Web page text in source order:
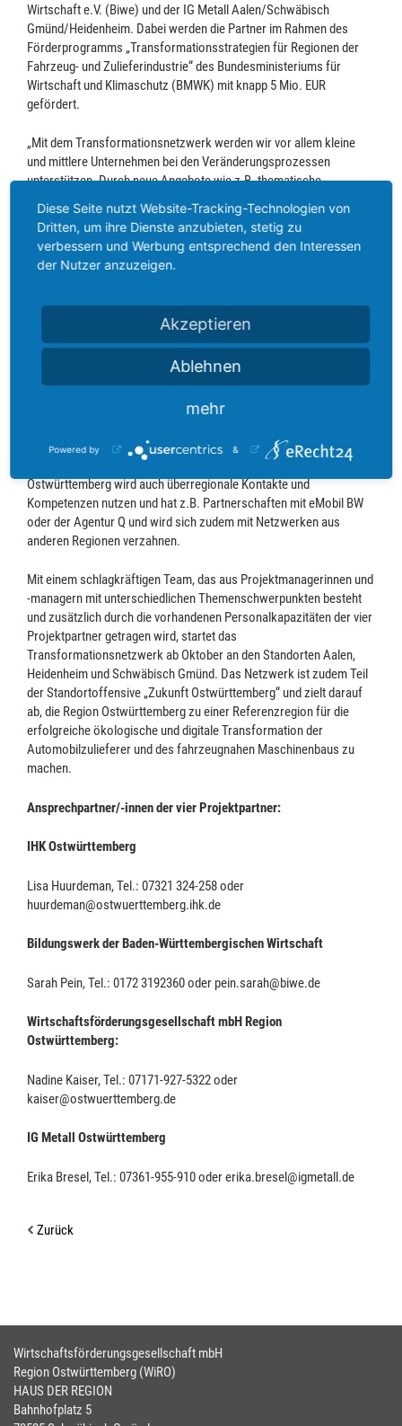
Wirtschaft e.V. (Biwe) und der IG Metall Aalen/Schwäbisch
Gmünd/Heidenheim. Dabei werden die Partner im Rahmen des
Förderprogramms „Transformationsstrategien für Regionen der
Fahrzeug- und Zulieferindustrie“ des Bundesministeriums für
Wirtschaft und Klimaschutz (BMWK) mit knapp 5 Mio. EUR
gefördert.
„Mit dem Transformationsnetzwerk werden wir vor allem kleine
und mittlere Unternehmen bei den Veränderungsprozessen
unterstützen. Durch neue Angebote wie z.B. thematische
Transformationswerkstätten, einem Fokus auf dem Wissens- und
Technologietransfer und der Qualifizierung der Beschäftigten
werden Unternehmen und Beschäftigte durch den
Transformationsprozess begleitet“, so die Netzwerkpartner.
Arbeitnehmervertreter*innen, Agentur für Arbeit und Job-Center,
Forschungseinrichtungen, Hochschulen, Kommunen, Landkreisen,
Verbänden, Kammern, Start-up Region Ostwürttemberg,
Digitalisierungszentrum Ostwürttemberg neue Marktchancen
aufzuzeigen, Partner für die Umsetzung zu vermitteln und
möglichst vielen Unternehmen, vor allem KMU, neues Wissen und
Transformation zu machen, sollen Qualifizierungskonzepte
entwickelt und erprobt werden. Das Transformationsnetzwerk
Ostwürttemberg wird auch überregionale Kontakte und
Kompetenzen nutzen und hat z.B. Partnerschaften mit eMobil BW
oder der Agentur Q und wird sich zudem mit Netzwerken aus
anderen Regionen verzahnen.
Mit einem schlagkräftigen Team, das aus Projektmanagerinnen und
-managern mit unterschiedlichen Themenschwerpunkten besteht
und zusätzlich durch die vorhandenen Personalkapazitäten der vier
Projektpartner getragen wird, startet das
Transformationsnetzwerk ab Oktober an den Standorten Aalen,
Heidenheim und Schwäbisch Gmünd. Das Netzwerk ist zudem Teil
der Standortoffensive „Zukunft Ostwürttemberg“ und zielt darauf
ab, die Region Ostwürttemberg zu einer Referenzregion für die
erfolgreiche ökologische und digitale Transformation der
Automobilzulieferer und des fahrzeugnahen Maschinenbaus zu
machen.
Ansprechpartner/-innen der vier Projektpartner:
IHK Ostwürttemberg
Lisa Huurdeman, Tel.: 07321 324-258 oder
huurdeman@ostwuerttemberg.ihk.de
Bildungswerk der Baden-Württembergischen Wirtschaft
Sarah Pein, Tel.: 0172 3192360 oder pein.sarah@biwe.de
Wirtschaftsförderungsgesellschaft mbH Region
Ostwürttemberg:
Nadine Kaiser, Tel.: 07171-927-5322 oder
kaiser@ostwuerttemberg.de
IG Metall Ostwürttemberg
Erika Bresel, Tel.: 07361-955-910 oder erika.bresel@igmetall.de
Zurück
Wirtschaftsförderungsgesellschaft mbH
Region Ostwürttemberg (WiRO)
HAUS DER REGION
Bahnhofplatz 5
Diese Seite nutzt Website-Tracking-Technologien von
Dritten, um ihre Dienste anzubieten, stetig zu
verbessern und Werbung entsprechend den Interessen
der Nutzer anzuzeigen.
Akzeptieren
Ablehnen
mehr
Powered by &